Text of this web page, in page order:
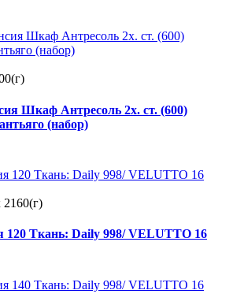
Шкаф Антресоль 2х. ст. (600)
(набор)
120 Ткань: Daily 998/ VELUTTO 16